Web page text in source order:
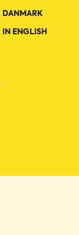
DANMARK
IN ENGLISH